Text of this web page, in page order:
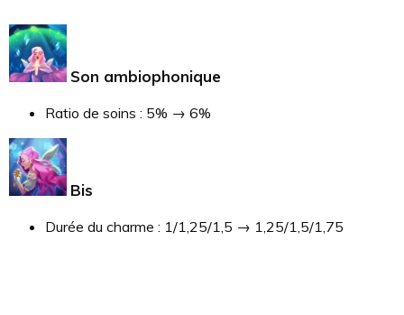
Son ambiophonique
Ratio de soins : 5% → 6%
Bis
Durée du charme : 1/1,25/1,5 → 1,25/1,5/1,75